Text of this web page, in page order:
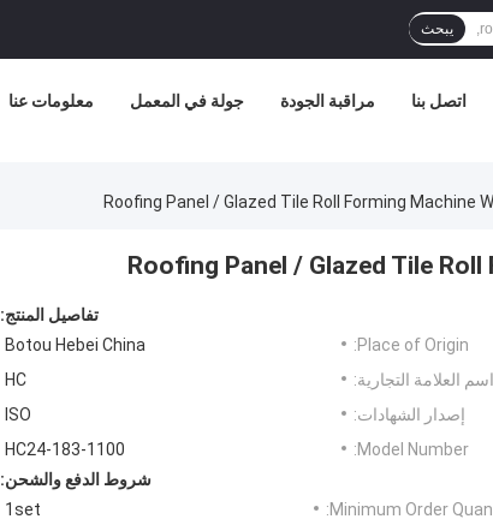
يبحث
معلومات عنا جولة في المعمل مراقبة الجودة اتصل بنا
Roofing Panel / Glazed Tile Roll Forming Machine
Roofing Panel / Glazed Tile
تفاصيل المنتج:
Place of Origin:
Botou Hebei China
اسم العلامة التجارية:
HC
إصدار الشهادات:
ISO
Model Number:
HC24-183-1100
شروط الدفع والشحن:
Minimum Order
1set